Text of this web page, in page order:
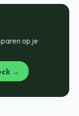
op je
→